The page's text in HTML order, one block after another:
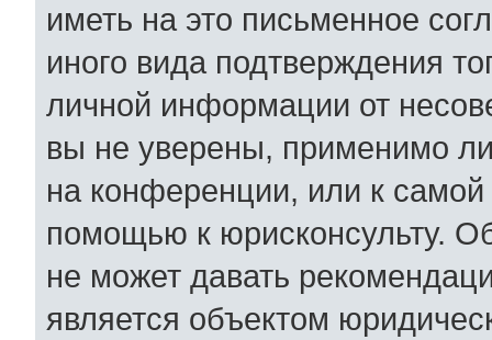
иметь на это письменное
иного вида подтверждения
личной информации от
вы не уверены, применимо
на конференции, или к
помощью к юрисконсульту.
не может давать
является объектом